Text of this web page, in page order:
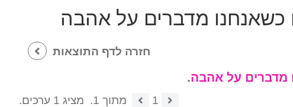
כשאנחנו מדברים על אהבה
חזרה לדף התוצאות
מדברים על אהבה.
1 מתוך 1.
מציג 1 ערכים.